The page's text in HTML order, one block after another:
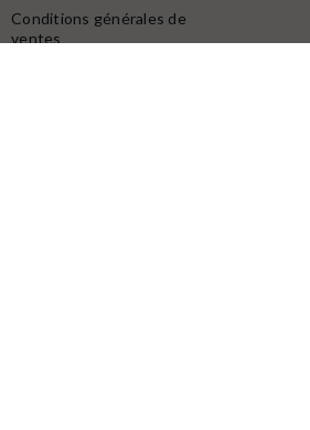
Conditions générales de
ventes